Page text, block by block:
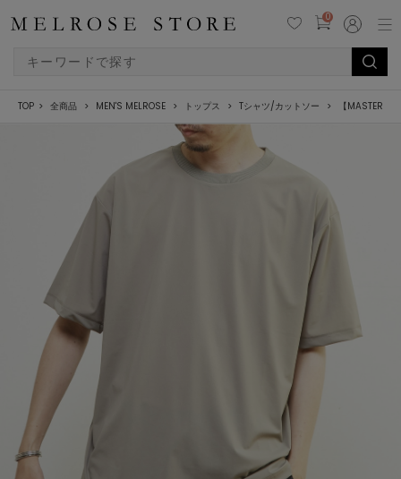
0
TOP 全商品 MEN'S MELROSE トップス Tシャツ/カットソー 【MASTER